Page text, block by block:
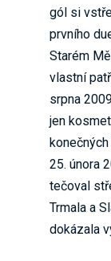
gól si
prvního
Starém
vlastní
srpna
jen
25. února
tečoval
Trmala a
dokázala